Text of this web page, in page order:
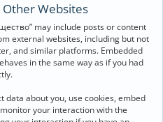
Websites
may include posts or content
external websites, including but not
and similar platforms. Embedded
in the same way as if you had
data about you, use cookies, embed
your interaction with the